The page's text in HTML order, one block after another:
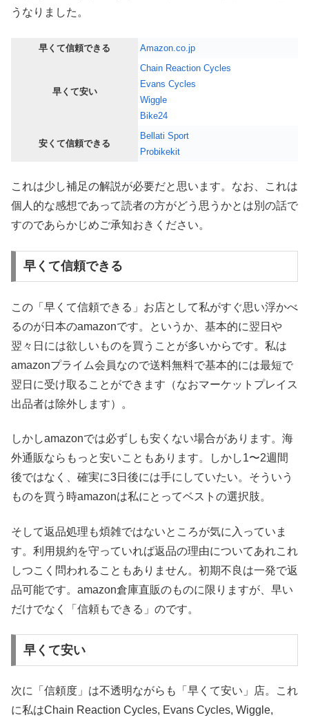
うなりました。
早くて信頼できる Amazon.co.jp
早くて安い
Chain Reaction Cycles
Evans Cycles
Wiggle
Bike24
安くて信頼できる
Bellati Sport
Probikekit
これは少し補足の解説が必要だと思います。なお、これは
個人的な感想であって読者の方がどう思うかとは別の話で
すのであらかじめご承知おきください。
早くて信頼できる
この「早くて信頼できる」お店として私がすぐ思い浮かべ
るのが日本のamazonです。というか、基本的に翌日や
翌々日には欲しいものを買うことが多いからです。私は
amazonプライム会員なので送料無料で基本的には最短で
翌日に受け取ることができます（なおマーケットプレイス
出品者は除外します）。
しかしamazonでは必ずしも安くない場合があります。海
外通販ならもっと安いこともあります。しかし1〜2週間
後ではなく、確実に3日後には手にしていたい。そういう
ものを買う時amazonは私にとってベストの選択肢。
そして返品処理も煩雑ではないところが気に入っていま
す。利用規約を守っていれば返品の理由についてあれこれ
しつこく問われることもありません。初期不良は一発で返
品可能です。amazon倉庫直販のものに限りますが、早い
だけでなく「信頼もできる」のです。
早くて安い
次に「信頼度」は不透明ながらも「早くて安い」店。これ
に私はChain Reaction Cycles, Evans Cycles, Wiggle,